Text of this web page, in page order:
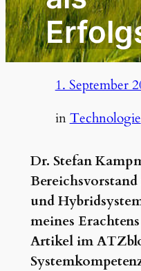
1. September
inTechnologie
Dr. Stefan
und
meines
Artikel im